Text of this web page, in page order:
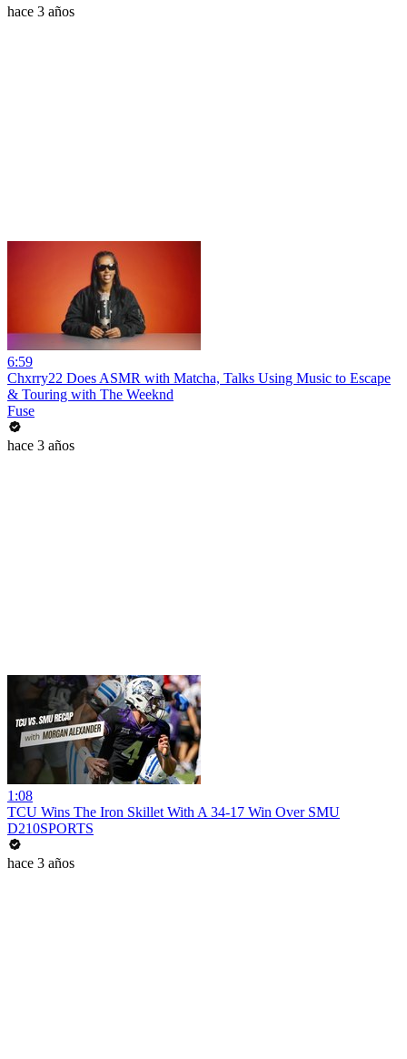
hace 3 años
6:59
Chxrry22 Does ASMR with Matcha, Talks Using Music to Escape
& Touring with The Weeknd
Fuse
hace 3 años
1:08
TCU Wins The Iron Skillet With A 34-17 Win Over SMU
D210SPORTS
hace 3 años